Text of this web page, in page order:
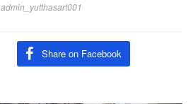
admin_yutthasart001
Share on Facebook